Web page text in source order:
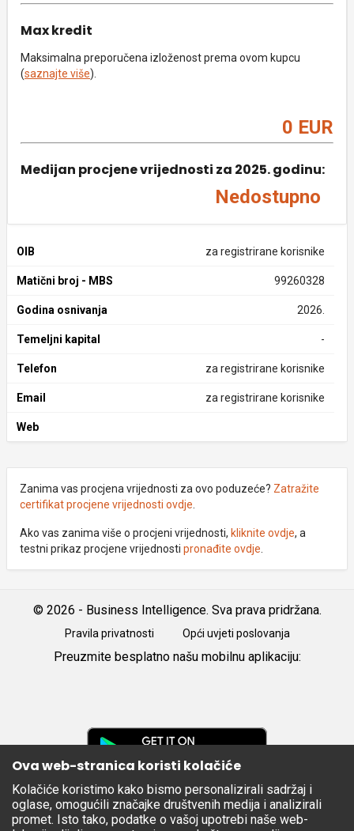
Max kredit
Maksimalna preporučena izloženost prema ovom kupcu
(saznajte više).
0 EUR
Medijan procjene vrijednosti za 2025. godinu:
Nedostupno
OIB za registrirane korisnike
Matični broj - MBS 99260328
Godina osnivanja 2026.
Temeljni kapital -
Telefon za registrirane korisnike
Email za registrirane korisnike
Web
Zanima vas procjena vrijednosti za ovo poduzeće? Zatražite
certifikat procjene vrijednosti ovdje
Ako vas zanima više o procjeni vrijednosti, kliknite ovdje, a
testni prikaz procjene vrijednosti pronađite ovdje
© 2026 - Business Intelligence. Sva prava pridržana.
Pravila privatnosti Opći uvjeti poslovanja
Preuzmite besplatno našu mobilnu aplikaciju:
Apple
Store
Ova web-stranica koristi kolačiće
Kolačiće koristimo kako bismo personalizirali sadržaj i
oglase, omogućili značajke društvenih medija i analizirali
promet. Isto tako, podatke o vašoj upotrebi naše web-